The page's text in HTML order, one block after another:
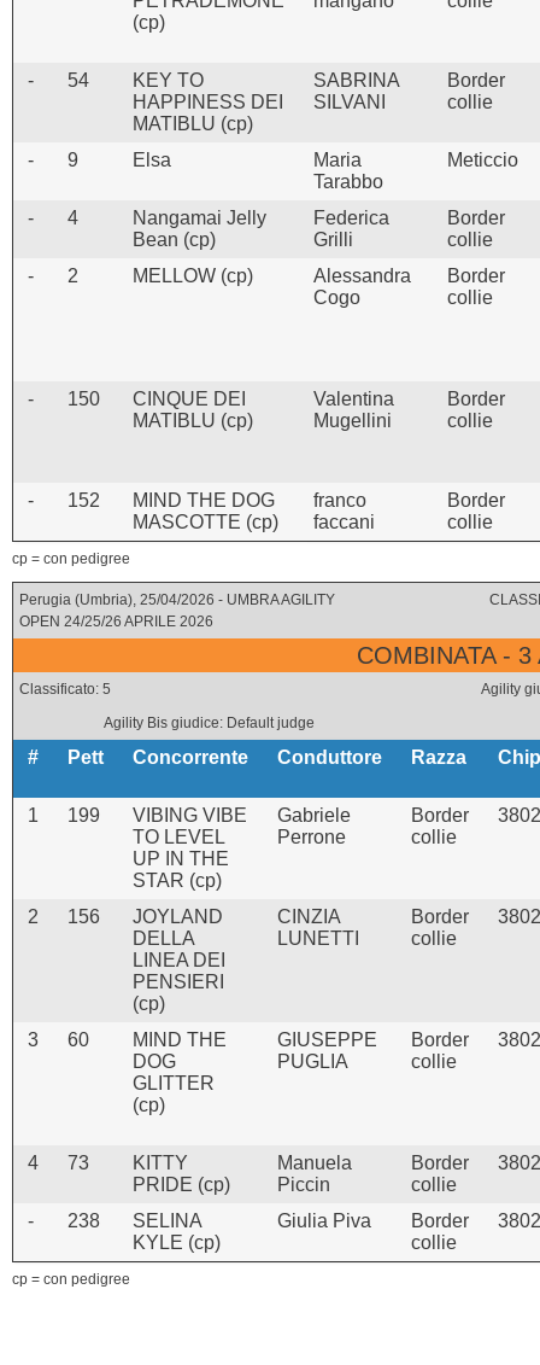
(cp)
- 54
KEY TO
HAPPINESS DEI
MATIBLU (cp)
SABRINA
SILVANI
Border
collie
- 9 Elsa
Maria
Tarabbo
Meticcio
- 4
Nangamai Jelly
Bean (cp)
Federica
Grilli
Border
collie
-
2 MELLOW (cp)
Alessandra
Cogo
Border
collie
- 150
CINQUE DEI
MATIBLU (cp)
Valentina
Mugellini
Border
collie
- 152
MIND THE DOG
MASCOTTE (cp)
franco
faccani
Border
collie
cp = con pedigree
Perugia (Umbria), 25/04/2026 - UMBRA AGILITY
OPEN 24/25/26 APRILE 2026
COMBINATA -
Classificato: 5
Agility
Agility Bis giudice: Default judge
# Pett Concorrente Conduttore Razza Chip
1 199
VIBING VIBE
TO LEVEL
UP IN THE
STAR (cp)
Gabriele
Perrone
Border
collie
2 156
JOYLAND
DELLA
LINEA DEI
PENSIERI
(cp)
CINZIA
LUNETTI
Border
collie
3 60
MIND THE
DOG
GLITTER
(cp)
GIUSEPPE
PUGLIA
Border
collie
4 73
KITTY
PRIDE (cp)
Manuela
Piccin
Border
collie
- 238
SELINA
KYLE (cp)
Giulia Piva
Border
collie
cp = con pedigree